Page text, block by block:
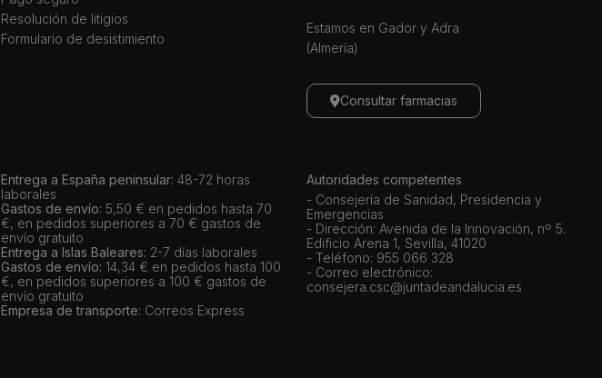
Resolución de litigios
Formulario de desistimiento
Estamos en Gador y Adra
(Almería)
Consultar farmacias
Entrega a España peninsular: 48-72 horas
laborales
Gastos de envío: 5,50 € en pedidos hasta 70
€, en pedidos superiores a 70 € gastos de
envío gratuito
Entrega a Islas Baleares: 2-7 días laborales
Gastos de envío: 14,34 € en pedidos hasta 100
€, en pedidos superiores a 100 € gastos de
envío gratuito
Empresa de transporte: Correos Express
Autoridades competentes
- Consejería de Sanidad, Presidencia y
Emergencias
- Dirección: Avenida de la Innovación, nº 5.
Edificio Arena 1, Sevilla, 41020
- Teléfono: 955 066 328
- Correo electrónico:
consejera.csc@juntadeandalucia.es